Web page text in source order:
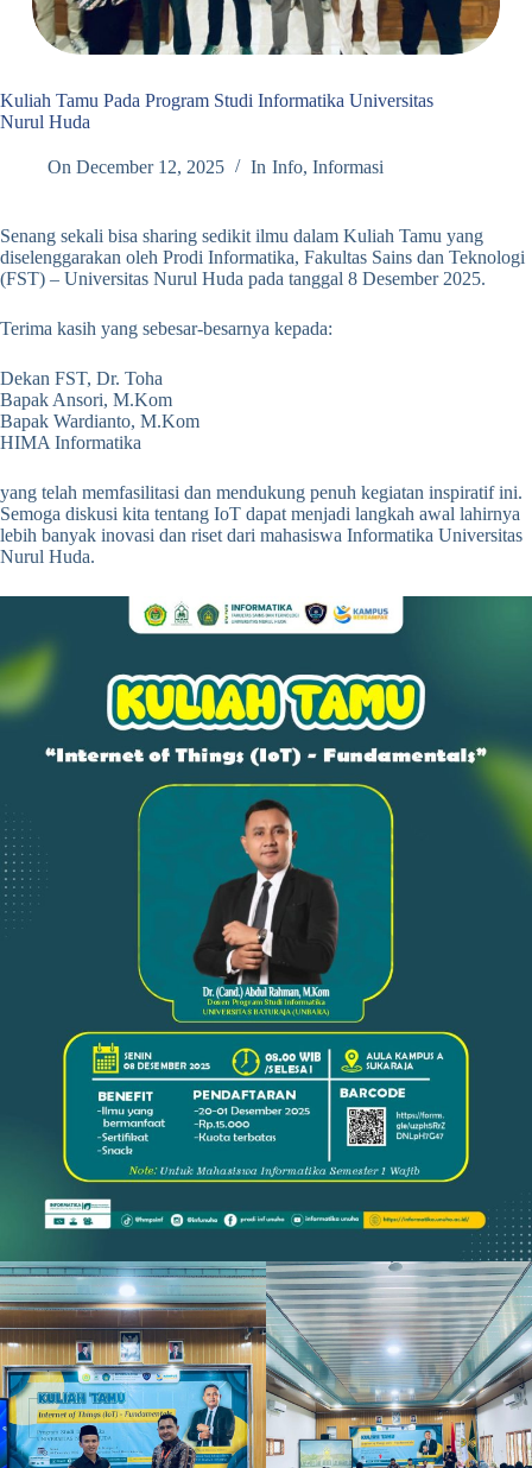
Kuliah Tamu Pada Program Studi Informatika Universitas
Nurul Huda
On December 12, 2025 In Info, Informasi
Senang sekali bisa sharing sedikit ilmu dalam Kuliah Tamu yang
diselenggarakan oleh Prodi Informatika, Fakultas Sains dan Teknologi
(FST) – Universitas Nurul Huda pada tanggal 8 Desember 2025.
Terima kasih yang sebesar-besarnya kepada:
Dekan FST, Dr. Toha
Bapak Ansori, M.Kom
Bapak Wardianto, M.Kom
HIMA Informatika
yang telah memfasilitasi dan mendukung penuh kegiatan inspiratif ini.
Semoga diskusi kita tentang IoT dapat menjadi langkah awal lahirnya
lebih banyak inovasi dan riset dari mahasiswa Informatika Universitas
Nurul Huda.